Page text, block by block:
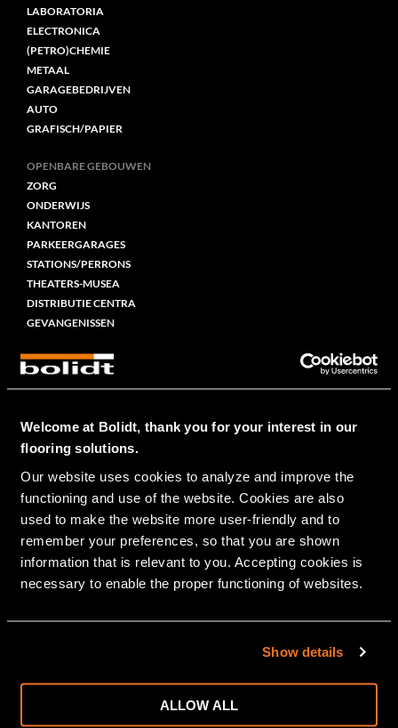
Welcome at Bolidt, thank you for your interest in our
flooring solutions.
Our website uses cookies to analyze and improve the
functioning and use of the website. Cookies are also
used to make the website more user-friendly and to
remember your preferences, so that you are shown
information that is relevant to you. Accepting cookies is
necessary to enable the proper functioning of websites.
Show details
ALLOW ALL
LABORATORIA
ELECTRONICA
(PETRO)CHEMIE
METAAL
GARAGEBEDRIJVEN
AUTO
GRAFISCH/PAPIER
OPENBARE GEBOUWEN
ZORG
ONDERWIJS
KANTOREN
PARKEERGARAGES
STATIONS/PERRONS
THEATERS-MUSEA
DISTRIBUTIE CENTRA
GEVANGENISSEN
MARITIEM
MARINE
FERRIES
OFFSHORE
VEETRANSPORT
VISSERIJ
SLEEP- EN WERKBOTEN
PARTICULIER
WEGEN/STARTBANEN/PLATFORMS